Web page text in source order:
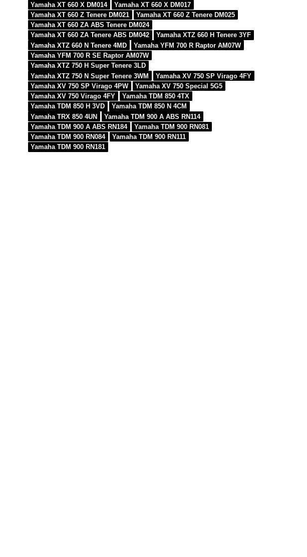
Yamaha XT 660 X DM014
Yamaha XT 660 X DM017
Yamaha XT 660 Z Tenere DM021
Yamaha XT 660 Z Tenere DM025
Yamaha XT 660 ZA ABS Tenere DM024
Yamaha XT 660 ZA Tenere ABS DM042
Yamaha XTZ 660 H Tenere 3YF
Yamaha XTZ 660 N Tenere 4MD
Yamaha YFM 700 R Raptor AM07W
Yamaha YFM 700 R SE Raptor AM07W
Yamaha XTZ 750 H Super Tenere 3LD
Yamaha XTZ 750 N Super Tenere 3WM
Yamaha XV 750 SP Virago 4FY
Yamaha XV 750 SP Virago 4PW
Yamaha XV 750 Special 5G5
Yamaha XV 750 Virago 4FY
Yamaha TDM 850 4TX
Yamaha TDM 850 H 3VD
Yamaha TDM 850 N 4CM
Yamaha TRX 850 4UN
Yamaha TDM 900 A ABS RN114
Yamaha TDM 900 A ABS RN184
Yamaha TDM 900 RN081
Yamaha TDM 900 RN084
Yamaha TDM 900 RN111
Yamaha TDM 900 RN181